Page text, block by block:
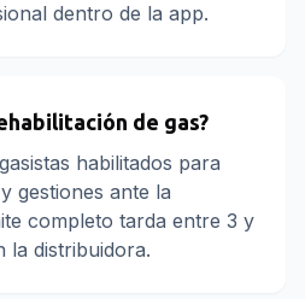
dentro de la app.
de gas?
habilitados para
gestiones ante la
completo tarda entre 3 y
la distribuidora.